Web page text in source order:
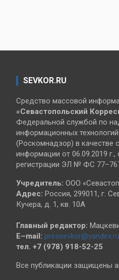
SEVKOR.RU
Средство массовой
«Севастопольский
Федеральной службой по
информационных
(Роскомнадзор) в качестве
информации от 06.09.2019 г.,
регистрации ЭЛ № ФС
Учредитель: ООО
Адрес: Россия, 299011, г.
Кучера, д. 1, кв. 10А
Главный редактор:
E–mail: pressevkor@yandex.ru
тел. +7 (978) 918-52-25
Все публикации защищены